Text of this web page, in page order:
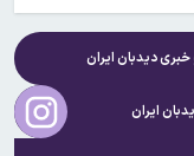
خبریدیدبان ایران
ایران